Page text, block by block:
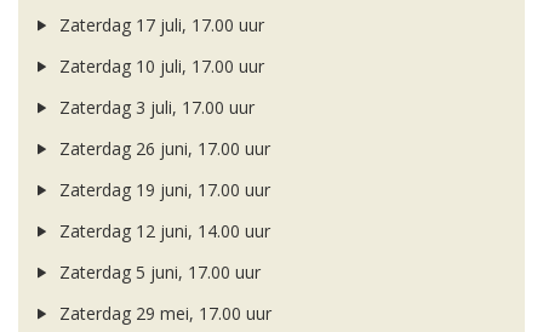
Zaterdag 17 juli, 17.00 uur
Zaterdag 10 juli, 17.00 uur
Zaterdag 3 juli, 17.00 uur
Zaterdag 26 juni, 17.00 uur
Zaterdag 19 juni, 17.00 uur
Zaterdag 12 juni, 14.00 uur
Zaterdag 5 juni, 17.00 uur
Zaterdag 29 mei, 17.00 uur